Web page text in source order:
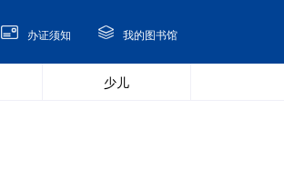
办证须知 我的图书馆
少儿